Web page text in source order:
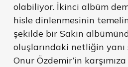
olabiliyor. İkinci albüm
hisle dinlenmesinin
şekilde bir Sakin
oluşlarındaki netliğin yanı
Onur Özdemir’in